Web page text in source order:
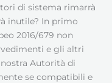
di sistema rimarrà
inutile? In primo
2016/679 non
e gli altri
Autorità di
se compatibili e